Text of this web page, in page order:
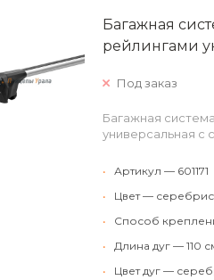
Багажная
рейлингами
Под заказ
Багажная
универсальная с
•
Артикул — 601171
•
Цвет —
•
Способ
•
Длина дуг — 110
•
Цвет дуг —